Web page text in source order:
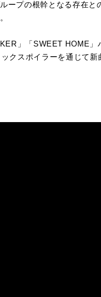
ープの根幹となる存在と
」「SWEET HOME」
クスポイラーを通じて新